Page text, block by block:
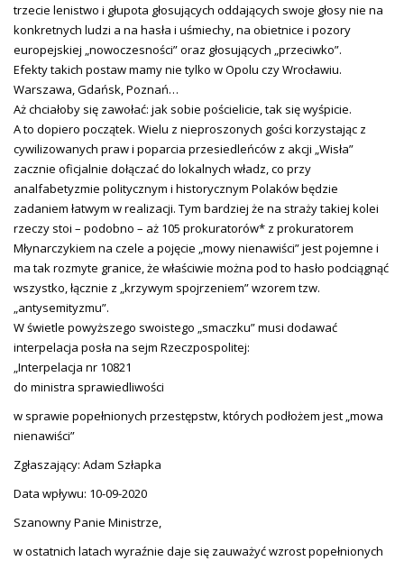
trzecie lenistwo i głupota głosujących oddających swoje głosy nie na
konkretnych ludzi a na hasła i uśmiechy, na obietnice i pozory
europejskiej „nowoczesności” oraz głosujących „przeciwko”.
Efekty takich postaw mamy nie tylko w Opolu czy Wrocławiu.
Warszawa, Gdańsk, Poznań…
Aż chciałoby się zawołać: jak sobie pościelicie, tak się wyśpicie.
A to dopiero początek. Wielu z nieproszonych gości korzystając z
cywilizowanych praw i poparcia przesiedleńców z akcji „Wisła”
zacznie oficjalnie dołączać do lokalnych władz, co przy
analfabetyzmie politycznym i historycznym Polaków będzie
zadaniem łatwym w realizacji. Tym bardziej że na straży takiej kolei
rzeczy stoi – podobno – aż 105 prokuratorów* z prokuratorem
Młynarczykiem na czele a pojęcie „mowy nienawiści” jest pojemne i
ma tak rozmyte granice, że właściwie można pod to hasło podciągnąć
wszystko, łącznie z „krzywym spojrzeniem” wzorem tzw.
„antysemityzmu”.
W świetle powyższego swoistego „smaczku” musi dodawać
interpelacja posła na sejm Rzeczpospolitej:
„Interpelacja nr 10821
do ministra sprawiedliwości
w sprawie popełnionych przestępstw, których podłożem jest „mowa
nienawiści”
Zgłaszający: Adam Szłapka
Data wpływu: 10-09-2020
Szanowny Panie Ministrze,
w ostatnich latach wyraźnie daje się zauważyć wzrost popełnionych